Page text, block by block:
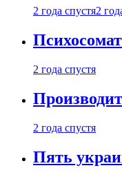
2 года спустя2
2 года спустя
2 года спустя
Пять